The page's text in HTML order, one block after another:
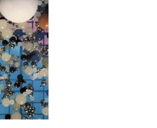
Microspheres and
Materials
aqueous solutions